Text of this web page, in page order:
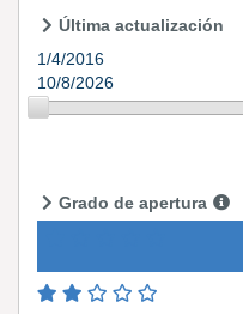
Última actualización
1/4/2016
10/8/2026
Grado de apertura